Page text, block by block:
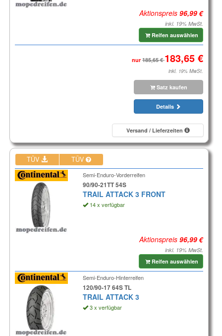
Aktionspreis
inkl. 19% MwSt.
Reifen auswählen
nur
inkl. 19% MwSt.
Satz kaufen
Details
Versand / Lieferzeiten
TÜV TÜV
Semi-Enduro-Vorderreifen
90/90-21TT 54S
TRAIL ATTACK 3 FRONT
14 x verfügbar
Aktionspreis
inkl. 19% MwSt.
Reifen auswählen
Semi-Enduro-Hinterreifen
120/90-17 64S TL
TRAIL ATTACK 3
3 x verfügbar